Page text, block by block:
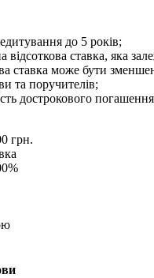
до 5 років;
відсоткова ставка, яка
ставка може бути
та поручителів;
дострокового
грн.